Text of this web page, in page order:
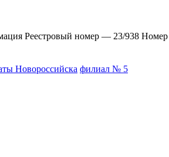
Реестровый номер — 23/938
Новороссийска филиал № 5